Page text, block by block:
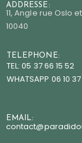
ADDRESSE:
11, Angle rue Oslo
10040
TELEPHONE:
TEL: 05 37 66 15 52
WHATSAPP 06 10
EMAIL: